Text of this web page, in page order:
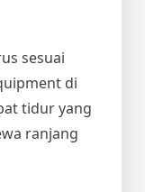
sesuai
di
tidur yang
ranjang